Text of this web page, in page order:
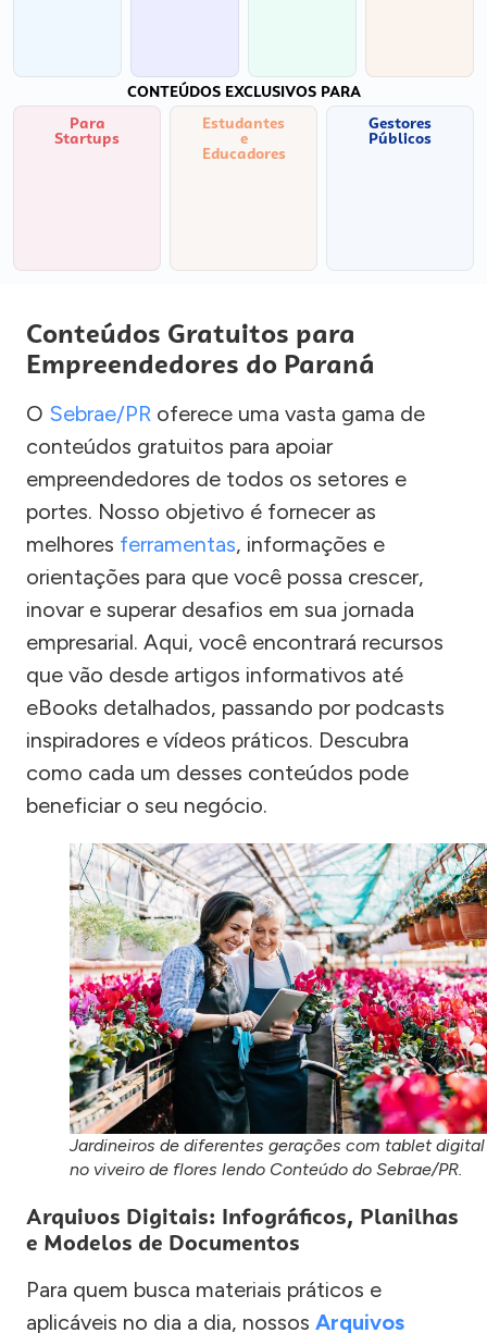
CONTEÚDOS EXCLUSIVOS PARA
Para
Startups
Estudantes
e
Educadores
Gestores
Públicos
Conteúdos Gratuitos para
Empreendedores do Paraná
O Sebrae/PR oferece uma vasta gama de
conteúdos gratuitos para apoiar
empreendedores de todos os setores e
portes. Nosso objetivo é fornecer as
melhores ferramentas, informações e
orientações para que você possa crescer,
inovar e superar desafios em sua jornada
empresarial. Aqui, você encontrará recursos
que vão desde artigos informativos até
eBooks detalhados, passando por podcasts
inspiradores e vídeos práticos. Descubra
como cada um desses conteúdos pode
beneficiar o seu negócio.
Jardineiros de diferentes gerações com tablet digital
no viveiro de flores lendo Conteúdo do Sebrae/PR.
Arquivos Digitais: Infográficos, Planilhas
e Modelos de Documentos
Para quem busca materiais práticos e
aplicáveis no dia a dia, nossos Arquivos